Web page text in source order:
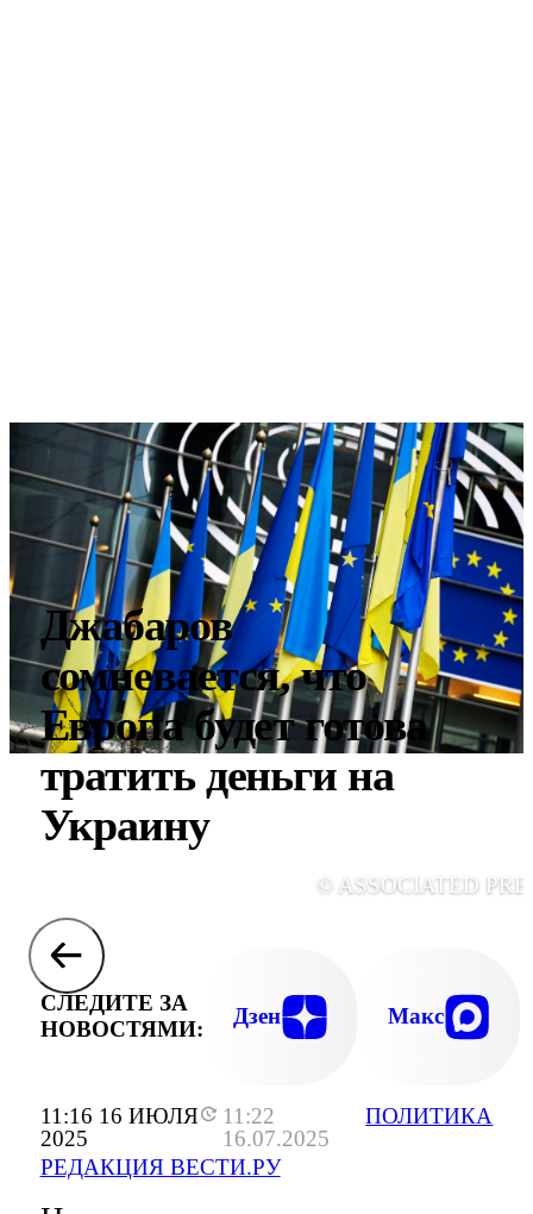
11:16 16 ИЮЛЯ
2025
11:22
16.07.2025
РЕДАКЦИЯ ВЕСТИ.РУ
ПОЛИТИКА
Джабаров
сомневается, что
Европа будет готова
тратить деньги на
Украину
© ASSOCIATED
СЛЕДИТЕ ЗА
НОВОСТЯМИ:
Дзен Макс